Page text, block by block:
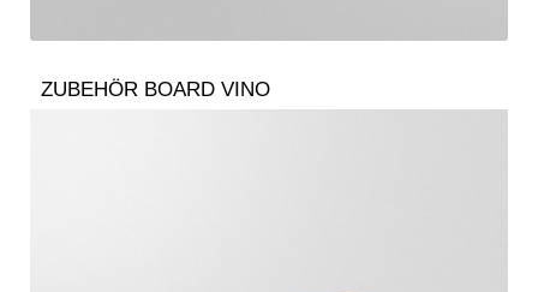
ZUBEHÖR BOARD VINO